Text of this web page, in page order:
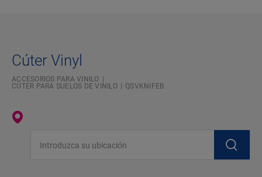
Cúter Vinyl
ACCESORIOS PARA VINILO
CÚTER PARA SUELOS DE VINILO
QSVKNIFEB